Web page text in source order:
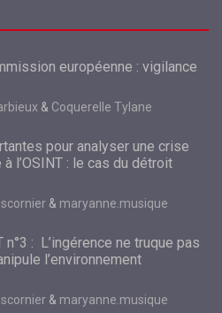
européenne : vigilance
& Coquerelle Tylane
pour analyser une crise
l’OSINT : le cas du détroit
scornier & maryanne.musique
n°3 : L’ingérence ne truque pas
l’environnement
scornier & maryanne.musique